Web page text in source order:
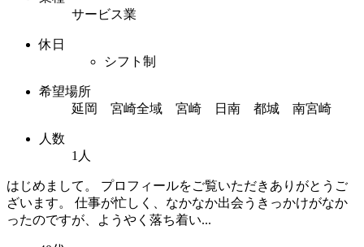
サービス業
休日
シフト制
希望場所
延岡 宮崎全域 宮崎 日南 都城 南宮崎
人数
1人
はじめまして。 プロフィールをご覧いただきありがとうご
ざいます。 仕事が忙しく、なかなか出会うきっかけがなか
ったのですが、ようやく落ち着い...